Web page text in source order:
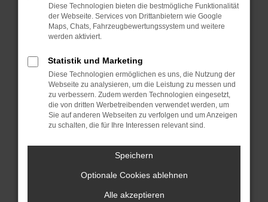
Starte dein Gerät neu.
Das kann manchmal helfen, vorübergehende
Probleme zu beheben.
Betriebssystem auf dem neuesten Stand
sind.
Veraltete Software birgt nicht nur ein
Sicherheitsrisiko, sondern kann auch dazu
führen, dass bestimmte Funktionen nicht mehr
unterstützt werden.
Wende dich an den Webseitenbetreiber.
Wenn du alle oben genannten Schritte versucht
hast, kontaktiere uns bitte. Wir werden
Diese Technologien bieten die bestmögliche Funktionalität
der Webseite. Services von Drittanbietern wie Google
Maps, Chats, Fahrzeugbewertungssystem und weitere
werden aktiviert.
Statistik und Marketing
Diese Technologien ermöglichen es uns, die Nutzung der
Webseite zu analysieren, um die Leistung zu messen und
zu verbessern. Zudem werden Technologien eingesetzt,
die von dritten Werbetreibenden verwendet werden, um
Sie auf anderen Webseiten zu verfolgen und um Anzeigen
zu schalten, die für Ihre Interessen relevant sind.
Speichern
Optionale Cookies ablehnen
Alle akzeptieren